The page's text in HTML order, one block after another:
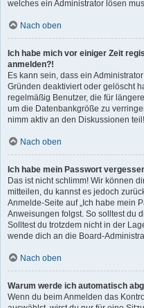
welches ein Administrator lösen
Nach oben
Ich habe mich vor einiger Zeit
anmelden?!
Es kann sein, dass ein
Gründen deaktiviert oder gelöscht
regelmäßig Benutzer, die für
um die Datenbankgröße zu
nimm aktiv an den Diskussionen teil!
Nach oben
Ich habe mein Passwort
Das ist nicht schlimm! Wir können
mitteilen, du kannst es jedoch
Anmelde-Seite auf „Ich habe mein
Anweisungen folgst. So solltest du
Solltest du trotzdem nicht in der
wende dich an die Board-
Nach oben
Warum werde ich automatisch
Wenn du beim Anmelden das